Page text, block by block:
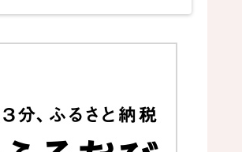
カロリーメイトの受験応援を見